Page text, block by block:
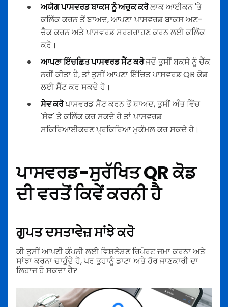
ਅਯੋਗ ਪਾਸਵਰਡ ਬਾਕਸ ਨੂੰ ਅਚੁਕ ਕਰੋਲਾਕ ਆਈਕਨ 'ਤੇ
ਕਲਿੱਕ ਕਰਨ ਤੋਂ ਬਾਅਦ, ਆਪਣਾ ਪਾਸਵਰਡ ਬਾਕਸ ਅਣ-
ਚੈਕ ਕਰਨ ਅਤੇ ਪਾਸਵਰਡ ਸਰਗਰਾਹਣ ਕਰਨ ਲਈ ਕਲਿੱਕ
ਕਰੋ।
ਆਪਣਾ ਇੱਚਛਿਤ ਪਾਸਵਰਡ ਸੈੱਟ ਕਰੋਜਦੋਂ ਤੁਸੀਂ ਬਕਸੇ ਨੂੰ ਚੈੱਕ
ਨਹੀਂ ਕੀਤਾ ਹੈ, ਤਾਂ ਤੁਸੀਂ ਆਪਣਾ ਇੱਚਿਤ ਪਾਸਵਰਡ QR ਕੋਡ
ਲਈ ਸੈੱਟ ਕਰ ਸਕਦੇ ਹੋ।
ਸੇਵ ਕਰੋਪਾਸਵਰਡ ਸੈੱਟ ਕਰਨ ਤੋਂ ਬਾਅਦ, ਤੁਸੀਂ ਅੰਤ ਵਿੱਚ
'ਸੇਵ' ਤੇ ਕਲਿੱਕ ਕਰ ਸਕਦੇ ਹੋ ਤਾਂ ਪਾਸਵਰਡ
ਸਕਿਰਿਆਈਕਰਣ ਪ੍ਰਕਿਰਿਆ ਮੁਕੰਮਲ ਕਰ ਸਕਦੇ ਹੋ।
ਪਾਸਵਰਡ-ਸੁਰੱਖਿਤ QR ਕੋਡ
ਦੀ ਵਰਤੋਂ ਕਿਵੇਂ ਕਰਨੀ ਹੈ
ਗੁਪਤ ਦਸਤਾਵੇਜ਼ ਸਾਂਝੇ ਕਰੋ
ਕੀ ਤੁਸੀਂ ਆਪਣੀ ਕੰਪਨੀ ਲਈ ਵਿਸ਼ਲੇਸ਼ਣ ਰਿਪੋਰਟ ਜਮਾ ਕਰਨਾ ਅਤੇ
ਸਾਂਝਾ ਕਰਨਾ ਚਾਹੁੰਦੇ ਹੋ, ਪਰ ਤੁਹਾਨੂੰ ਡਾਟਾ ਅਤੇ ਹੋਰ ਜਾਣਕਾਰੀ ਦਾ
ਲਿਹਾਜ ਹੋ ਸਕਦਾ ਹੈ?